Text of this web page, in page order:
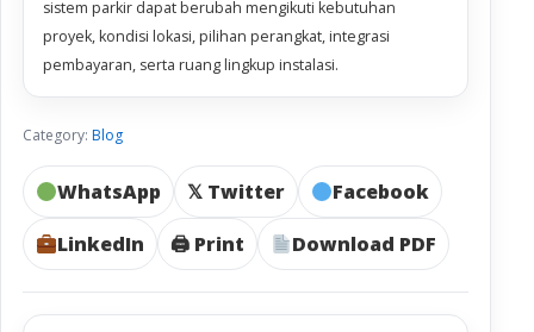
sistem parkir dapat berubah mengikuti kebutuhan
proyek, kondisi lokasi, pilihan perangkat, integrasi
pembayaran, serta ruang lingkup instalasi.
Category: Blog
WhatsApp 𝕏 Twitter
Facebook
LinkedIn
🖨 Print Download PDF